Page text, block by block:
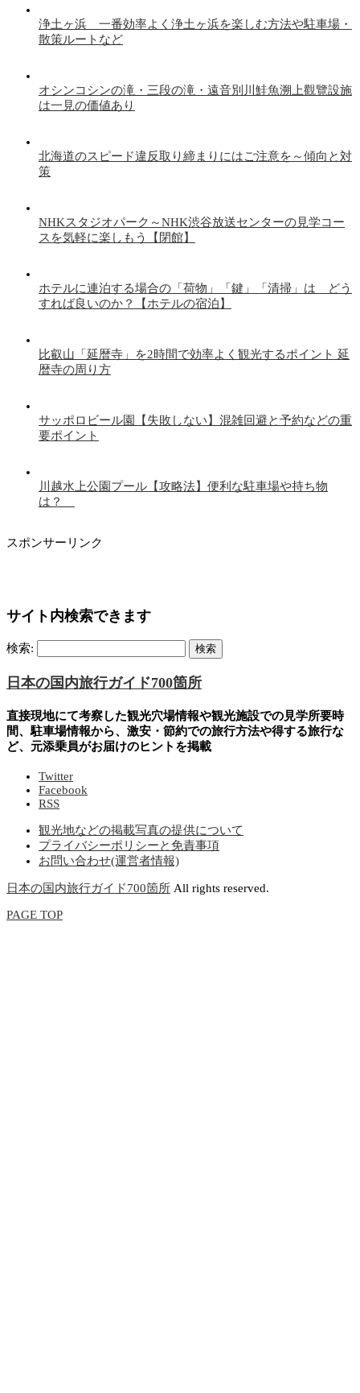
浄土ヶ浜 一番効率よく浄土ヶ浜を楽しむ方法や駐車場・
散策ルートなど
オシンコシンの滝・三段の滝・遠音別川鮭魚溯上觀覽設施
は一見の価値あり
北海道のスピード違反取り締まりにはご注意を～傾向と対
策
NHKスタジオパーク～NHK渋谷放送センターの見学コー
スを気軽に楽しもう【閉館】
ホテルに連泊する場合の「荷物」「鍵」「清掃」は どう
すれば良いのか？【ホテルの宿泊】
比叡山「延暦寺」を2時間で効率よく観光するポイント 延
暦寺の周り方
サッポロビール園【失敗しない】混雑回避と予約などの重
要ポイント
川越水上公園プール【攻略法】便利な駐車場や持ち物
は？
スポンサーリンク
サイト内検索できます
検索:
日本の国内旅行ガイド700箇所
直接現地にて考察した観光穴場情報や観光施設での見学所要時
間、駐車場情報から、激安・節約での旅行方法や得する旅行な
ど、元添乗員がお届けのヒントを掲載
Twitter
Facebook
RSS
観光地などの掲載写真の提供について
プライバシーポリシーと免責事項
お問い合わせ(運営者情報)
日本の国内旅行ガイド700箇所 All rights reserved.
PAGE TOP